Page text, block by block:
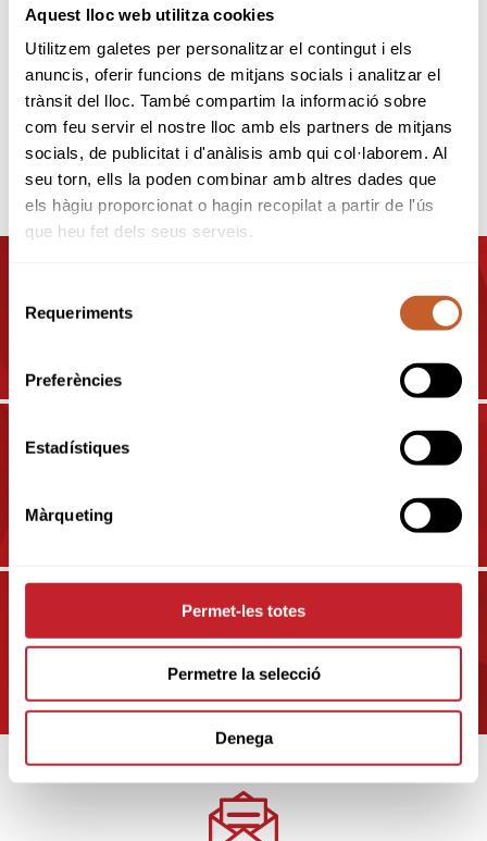
Aquest lloc web utilitza cookies
Utilitzem galetes per personalitzar el contingut i els
anuncis, oferir funcions de mitjans socials i analitzar el
trànsit del lloc. També compartim la informació sobre
com feu servir el nostre lloc amb els partners de mitjans
socials, de publicitat i d'anàlisis amb qui col·laborem. Al
seu torn, ells la poden combinar amb altres dades que
els hàgiu proporcionat o hagin recopilat a partir de l'ús
que heu fet dels seus serveis.
Requeriments
Preferències
Estadístiques
Màrqueting
Permet-les totes
Permetre la selecció
Denega
PAR 3
Mas Pagès Golf
Mas Torrellas P&P
OTROS CAMPOS
CAMPOS Y CLUBS EN
CAMPOS Y CLUBS EN LLEIDA